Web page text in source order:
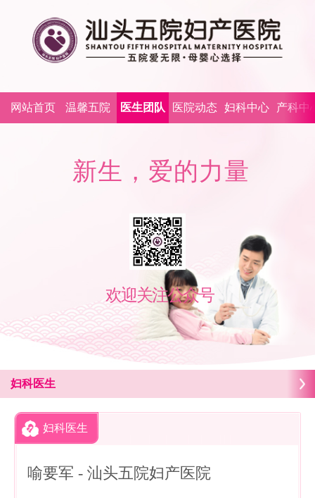
网站首页 温馨五院 医生团队 医院动态 妇科中心 产科中
欢 迎 关 注 公 众 号
新 生 ， 爱 的 力 量
妇科医生
妇科医生
喻要军 - 汕头五院妇产医院